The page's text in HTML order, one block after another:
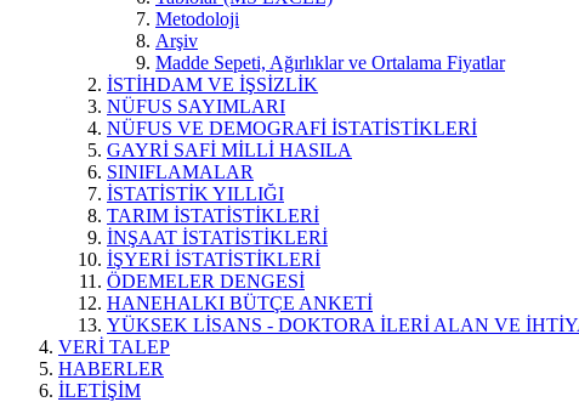
Metodoloji
Arşiv
Madde Sepeti, Ağırlıklar ve Ortalama Fiyatlar
İSTİHDAM VE İŞSİZLİK
NÜFUS SAYIMLARI
NÜFUS VE DEMOGRAFİ İSTATİSTİKLERİ
GAYRİ SAFİ MİLLİ HASILA
SINIFLAMALAR
İSTATİSTİK YILLIĞI
TARIM İSTATİSTİKLERİ
İNŞAAT İSTATİSTİKLERİ
İŞYERİ İSTATİSTİKLERİ
ÖDEMELER DENGESİ
HANEHALKI BÜTÇE ANKETİ
YÜKSEK LİSANS - DOKTORA İLERİ ALAN VE
VERİ TALEP
HABERLER
İLETİŞİM